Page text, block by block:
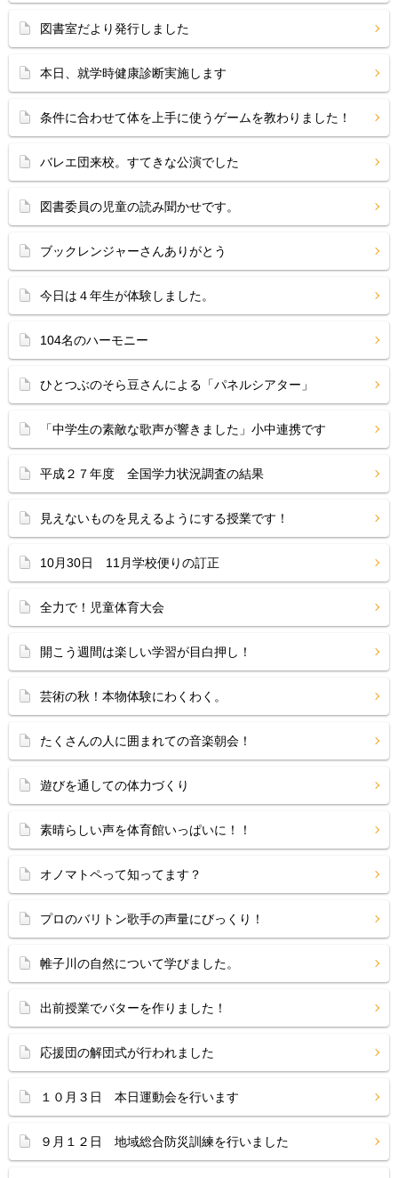
図書室だより発行しました
本日、就学時健康診断実施します
条件に合わせて体を上手に使うゲームを教わりました！
バレエ団来校。すてきな公演でした
図書委員の児童の読み聞かせです。
ブックレンジャーさんありがとう
今日は４年生が体験しました。
104名のハーモニー
ひとつぶのそら豆さんによる「パネルシアター」
「中学生の素敵な歌声が響きました」小中連携です
平成２７年度 全国学力状況調査の結果
見えないものを見えるようにする授業です！
10月30日 11月学校便りの訂正
全力で！児童体育大会
開こう週間は楽しい学習が目白押し！
芸術の秋！本物体験にわくわく。
たくさんの人に囲まれての音楽朝会！
遊びを通しての体力づくり
素晴らしい声を体育館いっぱいに！！
オノマトペって知ってます？
プロのバリトン歌手の声量にびっくり！
帷子川の自然について学びました。
出前授業でバターを作りました！
応援団の解団式が行われました
１０月３日 本日運動会を行います
９月１２日 地域総合防災訓練を行いました